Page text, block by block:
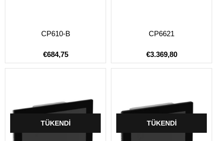
CP610-B
€684,75
CP6621
€3.369,80
TÜKENDI TÜKENDI